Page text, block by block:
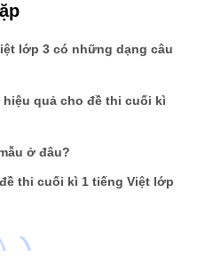
lớp 3 có những dạng câu
hiệu quả cho đề thi cuối kì
ở đâu?
thi cuối kì 1 tiếng Việt lớp